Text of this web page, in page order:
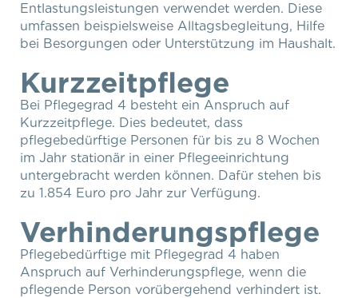
Entlastungsleistungen verwendet werden. Diese
umfassen beispielsweise Alltagsbegleitung, Hilfe
bei Besorgungen oder Unterstützung im Haushalt.
Kurzzeitpflege
Bei Pflegegrad 4 besteht ein Anspruch auf
Kurzzeitpflege. Dies bedeutet, dass
pflegebedürftige Personen für bis zu 8 Wochen
im Jahr stationär in einer Pflegeeinrichtung
untergebracht werden können. Dafür stehen bis
zu 1.854 Euro pro Jahr zur Verfügung.
Verhinderungspflege
Pflegebedürftige mit Pflegegrad 4 haben
Anspruch auf Verhinderungspflege, wenn die
pflegende Person vorübergehend verhindert ist.